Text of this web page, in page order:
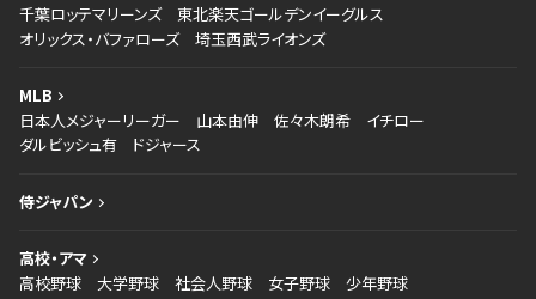
千葉ロッテマリーンズ
東北楽天ゴールデンイーグルス
オリックス・バファローズ
埼玉西武ライオンズ
MLB
日本人メジャーリーガー
山本由伸 佐々木朗希
イチロー
ダルビッシュ有
ドジャース
侍ジャパン
高校・アマ
高校野球
大学野球 社会人野球 女子野球 少年野球